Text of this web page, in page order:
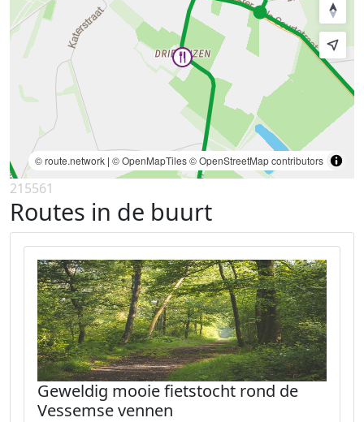
© route.network | © OpenMapTiles© OpenStreetMap contributors
215561
Routes in de buurt
Geweldig mooie fietstocht rond de
Vessemse vennen